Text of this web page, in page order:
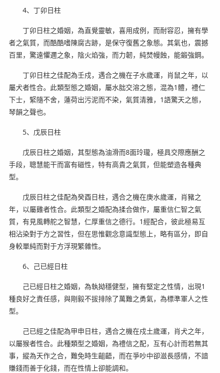
4、丁卯日柱
丁卯日柱之婚姻，為直覺靈敏，喜用成例，而耐容忍，擁有學
者之氣質，而酷酷嗜陳腐古跡，是保守復舊之象態。其氣也，震撼
百里，驚遠懼邇之象，陰火焰強，而力韌，純焚幔蝕，能鍛強鋼。
丁卯日柱之佳配為壬戍，遇合之機在子水歲運，肖鼠之年，以
屬犬者性合。此類型態之婚姻，屬水朏交溶之態，混為1體，禮仁
下士，緊隨不舍，蓮荷出污泥而不染，氣質清雅，1語驚天之態，
琴韻之聲也。
5、戊辰日柱
戊辰日柱之婚姻，其型態為油滑而8面玲瓏，極具交際應酬之
手段，聰慧能干而富有磁性，特有高貴之氣質，但能塑造各種典
型。
戊辰日柱之佳配為癸酉日柱，遇合之機在庚水歲運，肖豬之
年，以屬雞者性合。此類型之婚配為揉合做作，屬重信仁智之氣
質，有見風轉舵之智慧，仁厚重信之德行。1經配合，彼此極易互
相沾染對于方之習性，但在思惟觀念意識型態上，略有區分，即自
身較單純而對于方浮現繁雜性。
6、己已經日柱
己已經日柱之婚姻，為執拗穩健型，擁有堅定之性情，出現1
種良好之責任感，與剛毅不拔排除了萬難之勇氣，為標準軍人之性
型。
己已經之佳配為甲申日柱，遇合之機在戍土歲運，肖犬之年，
以屬猴者性合。此種類型之婚姻，為禮信之配，互有心計而若無其
事，縱為天作之合，難免時生齟齬，而在爭吵中卻滋長感情，不諳
賺錢而善于化錢，而在性情上卻能調和。